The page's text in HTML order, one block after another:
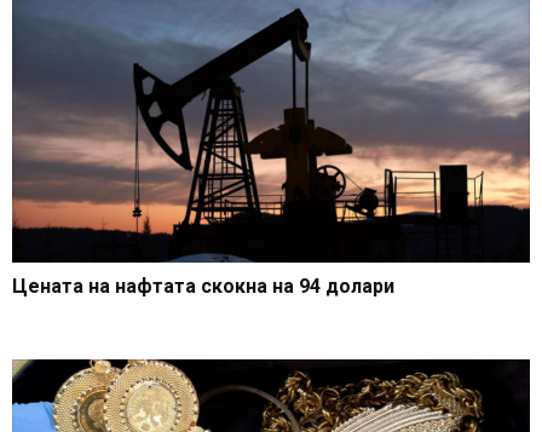
Цената на нафтата скокна на 94 долари